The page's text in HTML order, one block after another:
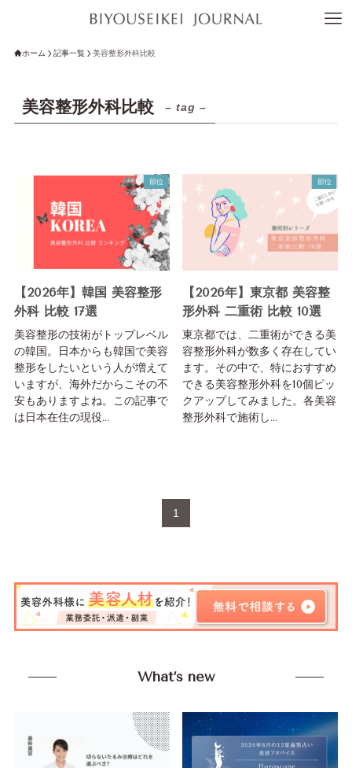
ホーム 記事一覧 美容整形外科比較
美容整形外科比較 – tag –
部位
【2026年】韓国 美容整形
外科 比較 17選
美容整形の技術がトップレベル
の韓国。日本からも韓国で美容
整形をしたいという人が増えて
いますが、海外だからこその不
安もありますよね。この記事で
は日本在住の現役...
部位
【2026年】東京都 美容整
形外科 二重術 比較 10選
東京都では、二重術ができる美
容整形外科が数多く存在してい
ます。その中で、特におすすめ
できる美容整形外科を10個ピッ
クアップしてみました。各美容
整形外科で施術し...
1
What’s new